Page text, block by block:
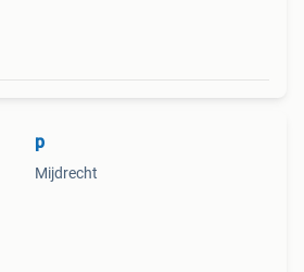
p
Mijdrecht